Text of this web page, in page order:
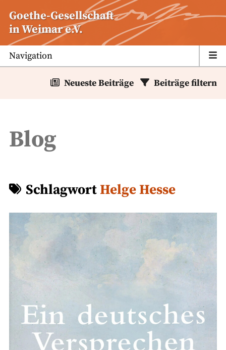
Inhalt
springen
Goethe-Gesellschaft
in Weimar e.V.
Navigation
Neueste Beiträge Beiträge filtern
Blog
SchlagwortHelge Hesse